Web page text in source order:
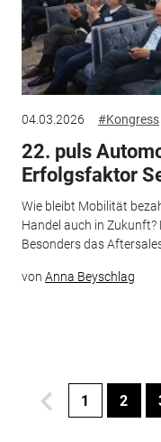
04.03.2026 #Kongress
22. puls
Erfolgsfaktor
Wie bleibt Mobilität
Handel auch in
Besonders das
von Anna Beyschlag
1 2